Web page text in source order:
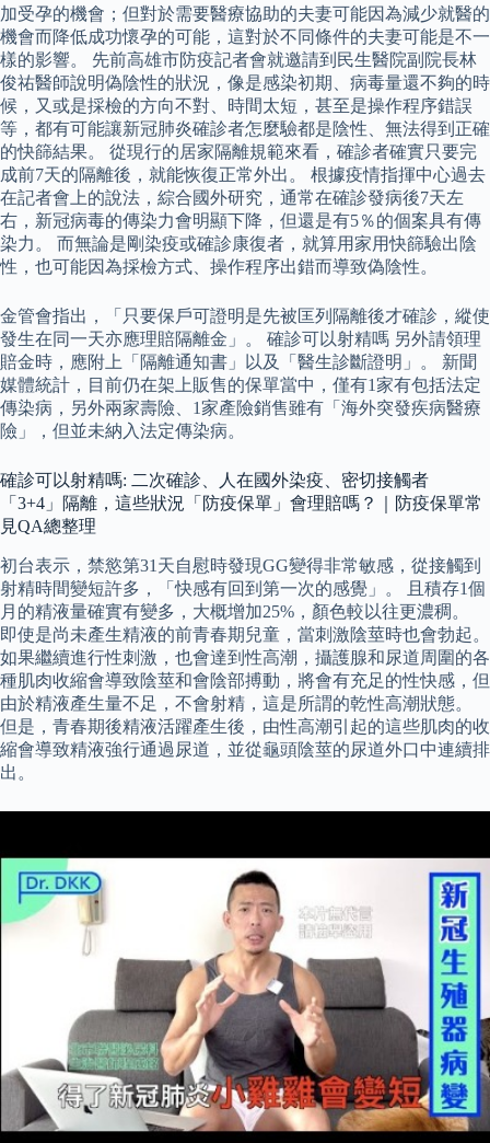
加受孕的機會；但對於需要醫療協助的夫妻可能因為減少就醫的
機會而降低成功懷孕的可能，這對於不同條件的夫妻可能是不一
樣的影響。 先前高雄市防疫記者會就邀請到民生醫院副院長林
俊祐醫師說明偽陰性的狀況，像是感染初期、病毒量還不夠的時
候，又或是採檢的方向不對、時間太短，甚至是操作程序錯誤
等，都有可能讓新冠肺炎確診者怎麼驗都是陰性、無法得到正確
的快篩結果。 從現行的居家隔離規範來看，確診者確實只要完
成前7天的隔離後，就能恢復正常外出。 根據疫情指揮中心過去
在記者會上的說法，綜合國外研究，通常在確診發病後7天左
右，新冠病毒的傳染力會明顯下降，但還是有5％的個案具有傳
染力。 而無論是剛染疫或確診康復者，就算用家用快篩驗出陰
性，也可能因為採檢方式、操作程序出錯而導致偽陰性。
金管會指出，「只要保戶可證明是先被匡列隔離後才確診，縱使
發生在同一天亦應理賠隔離金」。 確診可以射精嗎 另外請領理
賠金時，應附上「隔離通知書」以及「醫生診斷證明」。 新聞
媒體統計，目前仍在架上販售的保單當中，僅有1家有包括法定
傳染病，另外兩家壽險、1家產險銷售雖有「海外突發疾病醫療
險」，但並未納入法定傳染病。
確診可以射精嗎: 二次確診、人在國外染疫、密切接觸者
「3+4」隔離，這些狀況「防疫保單」會理賠嗎？｜防疫保單常
見QA總整理
初台表示，禁慾第31天自慰時發現GG變得非常敏感，從接觸到
射精時間變短許多，「快感有回到第一次的感覺」。 且積存1個
月的精液量確實有變多，大概增加25%，顏色較以往更濃稠。
即使是尚未產生精液的前青春期兒童，當刺激陰莖時也會勃起。
如果繼續進行性刺激，也會達到性高潮，攝護腺和尿道周圍的各
種肌肉收縮會導致陰莖和會陰部搏動，將會有充足的性快感，但
由於精液產生量不足，不會射精，這是所謂的乾性高潮狀態。
但是，青春期後精液活躍產生後，由性高潮引起的這些肌肉的收
縮會導致精液強行通過尿道，並從龜頭陰莖的尿道外口中連續排
出。